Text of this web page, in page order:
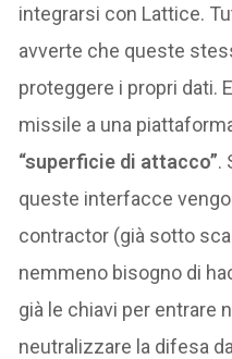
integrarsi con Lattice.
avverte che queste
proteggere i propri dati.
missile a una
“superficie di attacco”.
queste interfacce
contractor (già sotto
nemmeno bisogno di
già le chiavi per entrare
neutralizzare la difesa